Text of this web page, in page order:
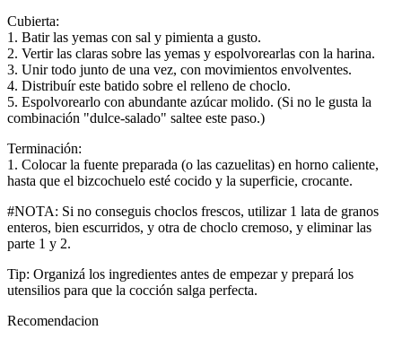
Cubierta:
1. Batir las yemas con sal y pimienta a gusto.
2. Vertir las claras sobre las yemas y espolvorearlas con la harina.
3. Unir todo junto de una vez, con movimientos envolventes.
4. Distribuír este batido sobre el relleno de choclo.
5. Espolvorearlo con abundante azúcar molido. (Si no le gusta la
combinación "dulce-salado" saltee este paso.)
Terminación:
1. Colocar la fuente preparada (o las cazuelitas) en horno caliente,
hasta que el bizcochuelo esté cocido y la superficie, crocante.
#NOTA: Si no conseguis choclos frescos, utilizar 1 lata de granos
enteros, bien escurridos, y otra de choclo cremoso, y eliminar las
parte 1 y 2.
Tip: Organizá los ingredientes antes de empezar y prepará los
utensilios para que la cocción salga perfecta.
Recomendacion